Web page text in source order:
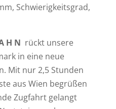
Schwierigkeitsgrad,
H N rückt unsere
in eine neue
Mit nur 2,5 Stunden
aus Wien begrüßen
Zugfahrt gelangt